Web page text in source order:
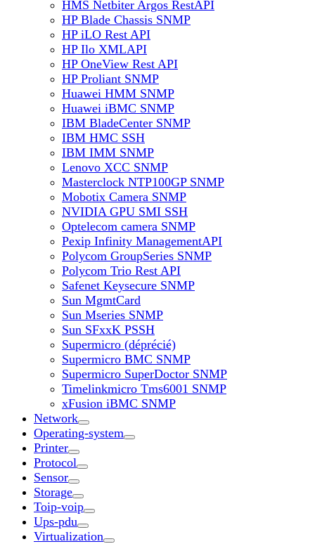
HMS Netbiter Argos RestAPI
HP Blade Chassis SNMP
HP iLO Rest API
HP Ilo XMLAPI
HP OneView Rest API
HP Proliant SNMP
Huawei HMM SNMP
Huawei iBMC SNMP
IBM BladeCenter SNMP
IBM HMC SSH
IBM IMM SNMP
Lenovo XCC SNMP
Masterclock NTP100GP SNMP
Mobotix Camera SNMP
NVIDIA GPU SMI SSH
Optelecom camera SNMP
Pexip Infinity ManagementAPI
Polycom GroupSeries SNMP
Polycom Trio Rest API
Safenet Keysecure SNMP
Sun MgmtCard
Sun Mseries SNMP
Sun SFxxK PSSH
Supermicro (déprécié)
Supermicro BMC SNMP
Supermicro SuperDoctor SNMP
Timelinkmicro Tms6001 SNMP
xFusion iBMC SNMP
Network
Operating-system
Printer
Protocol
Sensor
Storage
Toip-voip
Ups-pdu
Virtualization